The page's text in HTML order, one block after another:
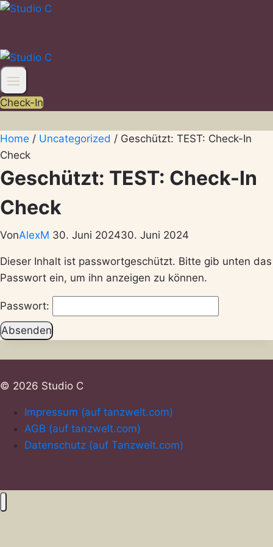
Zum
Check-In
Home / Uncategorized / Geschützt: TEST: Check-In
Check
Geschützt: TEST: Check-In
Check
VonAlexM 30. Juni 202430. Juni 2024
Dieser Inhalt ist passwortgeschützt. Bitte gib unten das
Passwort ein, um ihn anzeigen zu können.
Passwort:
© 2026 Studio C
Impressum (auf tanzwelt.com)
AGB (auf tanzwelt.com)
Datenschutz (auf Tanzwelt.com)